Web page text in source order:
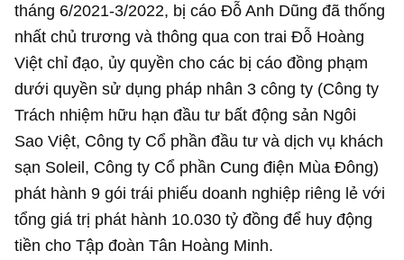
tháng 6/2021-3/2022, bị cáo Đỗ Anh Dũng đã thống
nhất chủ trương và thông qua con trai Đỗ Hoàng
Việt chỉ đạo, ủy quyền cho các bị cáo đồng phạm
dưới quyền sử dụng pháp nhân 3 công ty (Công ty
Trách nhiệm hữu hạn đầu tư bất động sản Ngôi
Sao Việt, Công ty Cổ phần đầu tư và dịch vụ khách
sạn Soleil, Công ty Cổ phần Cung điện Mùa Đông)
phát hành 9 gói trái phiếu doanh nghiệp riêng lẻ với
tổng giá trị phát hành 10.030 tỷ đồng để huy động
tiền cho Tập đoàn Tân Hoàng Minh.